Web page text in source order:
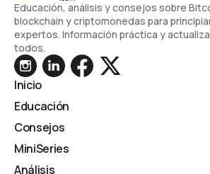
Educación, análisis y consejos sobre
blockchain y criptomonedas para
expertos. Información práctica y
todos.
Inicio
Educación
Consejos
MiniSeries
Análisis